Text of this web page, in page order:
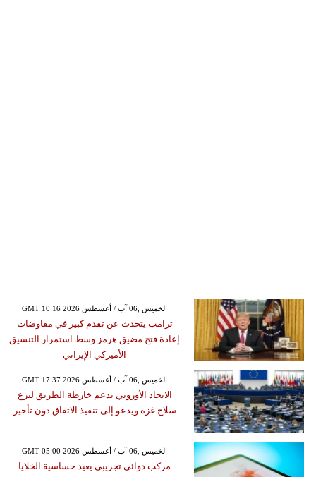
GMT 10:16 2026 الخميس ,06 آب / أغسطس
ترامب يتحدث عن تقدم كبير في مفاوضات
إعادة فتح مضيق هرمز وسط استمرار التنسيق
الأميركي الإيراني
GMT 17:37 2026 الخميس ,06 آب / أغسطس
الاتحاد الأوروبي يدعم خارطة الطريق لنزع
سلاح غزة ويدعو إلى تنفيذ الاتفاق دون تأخير
GMT 05:00 2026 الخميس ,06 آب / أغسطس
مركب دوائي تجريبي يعيد حساسية الخلايا